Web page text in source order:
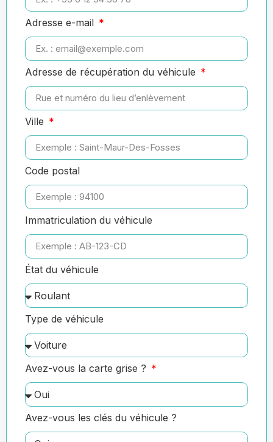
Adresse e-mail
Adresse de récupération du véhicule
Ville
Code postal
Immatriculation du véhicule
État du véhicule
Type de véhicule
Avez-vous la carte grise ?
Avez-vous les clés du véhicule ?